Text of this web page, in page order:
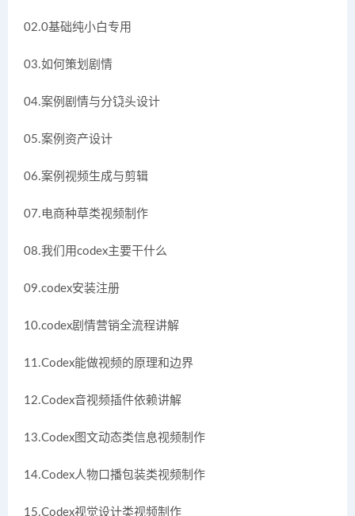
02.0基础纯小白专用
03.如何策划剧情
04.案例剧情与分镜头设计
05.案例资产设计
06.案例视频生成与剪辑
07.电商种草类视频制作
08.我们用codex主要干什么
09.codex安装注册
10.codex剧情营销全流程讲解
11.Codex能做视频的原理和边界
12.Codex音视频插件依赖讲解
13.Codex图文动态类信息视频制作
14.Codex人物口播包装类视频制作
15.Codex视觉设计类视频制作